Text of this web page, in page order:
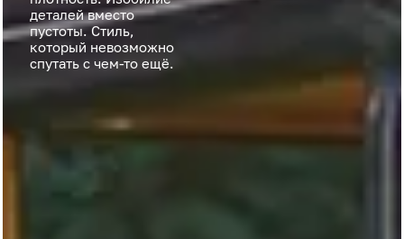
деталей вместо
пустоты. Стиль,
который невозможно
спутать с чем-то ещё.